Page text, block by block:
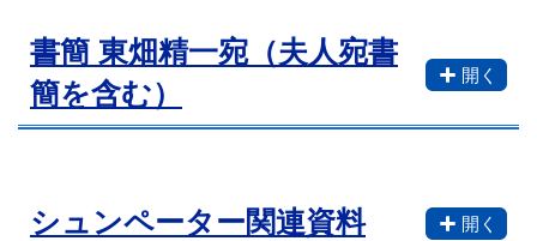
書簡 東畑精一宛（夫人宛書
簡を含む）
シュンペーター関連資料